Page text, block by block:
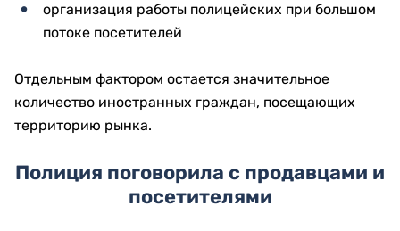
организация работы полицейских при большом
потоке посетителей
Отдельным фактором остается значительное
количество иностранных граждан, посещающих
территорию рынка.
Полиция поговорила с продавцами и
посетителями